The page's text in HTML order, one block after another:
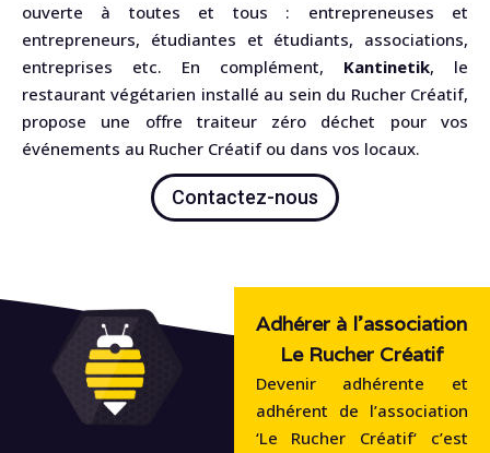
ouverte à toutes et tous : entrepreneuses et
entrepreneurs, étudiantes et étudiants, associations,
entreprises etc. En complément, Kantinetik, le
restaurant végétarien installé au sein du Rucher Créatif,
propose une offre traiteur zéro déchet pour vos
événements au Rucher Créatif ou dans vos locaux.
Contactez-nous
Adhérer à l'association
Le Rucher Créatif
Devenir adhérente et
adhérent de l’association
‘Le Rucher Créatif‘ c’est